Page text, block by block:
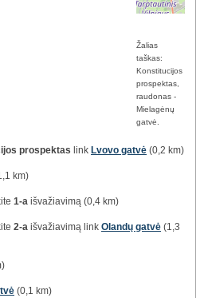
Žalias
taškas:
Konstitucijos
prospektas,
raudonas -
Mielagėnų
gatvė.
prospektas link Lvovo gatvė (0,2 km)
km)
1-a išvažiavimą (0,4 km)
2-a išvažiavimą link Olandų gatvė (1,3
(0,1 km)